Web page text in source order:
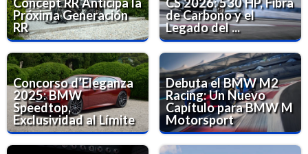
Próxima Generación
RR
de Carbono y el
Legado del ...
Concorso d’Eleganza
2025: BMW
Speedtop,
Exclusividad al Límite
Debuta el BMW M2
Racing: Un Nuevo
Capítulo para BMW M
Motorsport